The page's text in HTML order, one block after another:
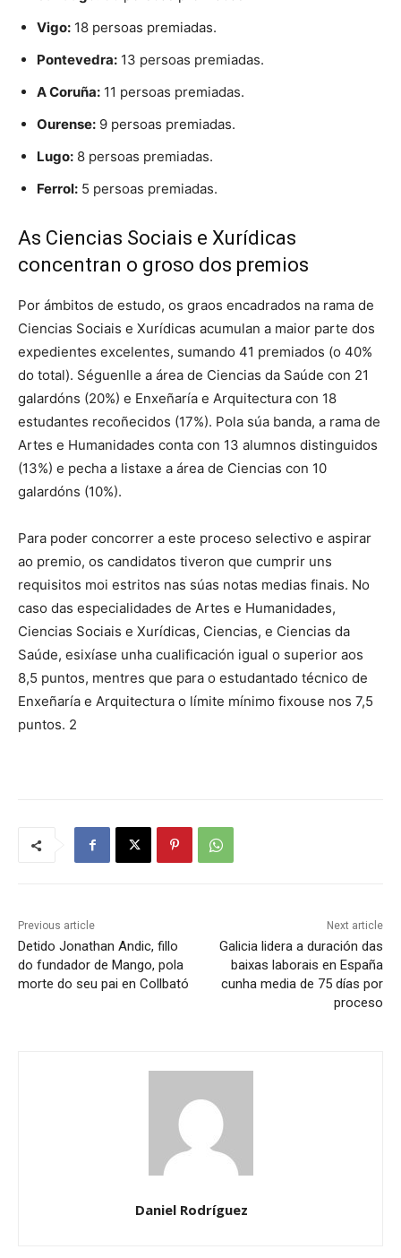
Vigo: 18 persoas premiadas.
Pontevedra: 13 persoas premiadas.
A Coruña: 11 persoas premiadas.
Ourense: 9 persoas premiadas.
Lugo: 8 persoas premiadas.
Ferrol: 5 persoas premiadas.
As Ciencias Sociais e Xurídicas
concentran o groso dos premios
Por ámbitos de estudo, os graos encadrados na rama de
Ciencias Sociais e Xurídicas acumulan a maior parte dos
expedientes excelentes, sumando 41 premiados (o 40%
do total). Séguenlle a área de Ciencias da Saúde con 21
galardóns (20%) e Enxeñaría e Arquitectura con 18
estudantes recoñecidos (17%). Pola súa banda, a rama de
Artes e Humanidades conta con 13 alumnos distinguidos
(13%) e pecha a listaxe a área de Ciencias con 10
galardóns (10%).
Para poder concorrer a este proceso selectivo e aspirar
ao premio, os candidatos tiveron que cumprir uns
requisitos moi estritos nas súas notas medias finais. No
caso das especialidades de Artes e Humanidades,
Ciencias Sociais e Xurídicas, Ciencias, e Ciencias da
Saúde, esixíase unha cualificación igual o superior aos
8,5 puntos, mentres que para o estudantado técnico de
Enxeñaría e Arquitectura o límite mínimo fixouse nos 7,5
puntos. 2
Previous article
Detido Jonathan Andic, fillo
do fundador de Mango, pola
morte do seu pai en Collbató
Next article
Galicia lidera a duración das
baixas laborais en España
cunha media de 75 días por
proceso
Daniel Rodríguez